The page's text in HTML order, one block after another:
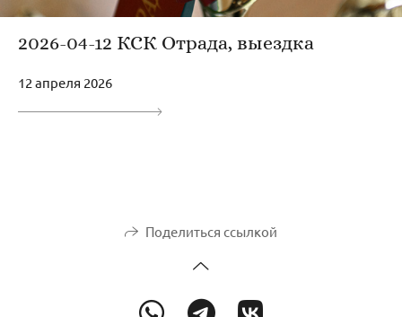
2026-04-12 КСК Отрада, выездка
12 апреля 2026
Поделиться ссылкой